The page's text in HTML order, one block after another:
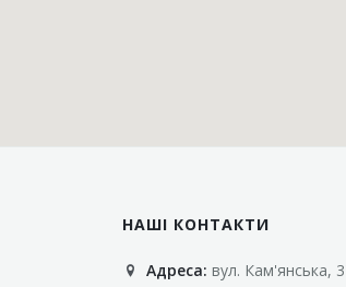
НАШІ КОНТАКТИ
Адреса: вул. Кам'янська,